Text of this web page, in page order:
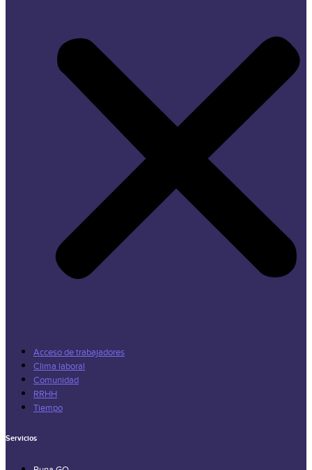
Acceso de trabajadores
Clima laboral
Comunidad
RRHH
Tiempo
Servicios